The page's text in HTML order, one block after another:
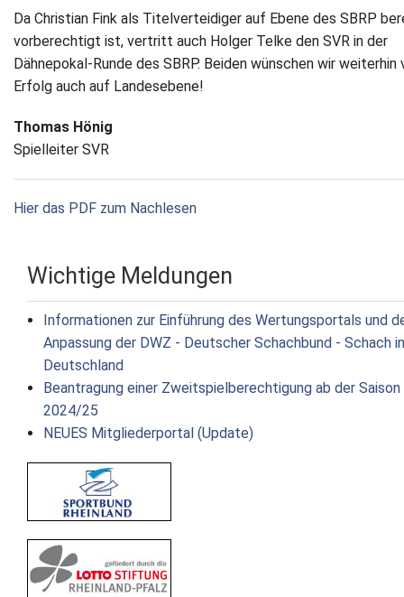
Da Christian Fink als Titelverteidiger auf Ebene des SBRP
vorberechtigt ist, vertritt auch Holger Telke den SVR in der
Dähnepokal-Runde des SBRP. Beiden wünschen wir weiterhin
Erfolg auch auf Landesebene!
Thomas Hönig
Spielleiter SVR
Hier das PDF zum Nachlesen
Wichtige Meldungen
Informationen zur Einführung des Wertungsportals und
Anpassung der DWZ - Deutscher Schachbund - Schach in
Deutschland
Beantragung einer Zweitspielberechtigung ab der Saison
2024/25
NEUES Mitgliederportal (Update)